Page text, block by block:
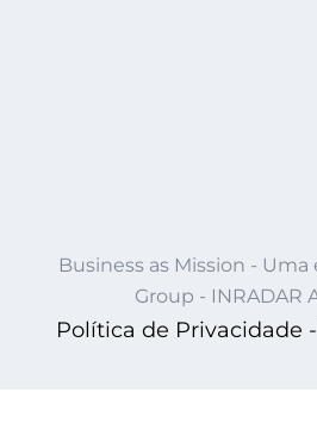
Business as Mission -
Group - INRADAR
Política de Privacidade -